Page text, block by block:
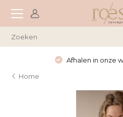
Afhalen in onze
Home